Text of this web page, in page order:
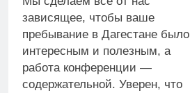
зависящее, чтобы ваше
пребывание в Дагестане было
интересным и полезным, а
работа конференции —
содержательной. Уверен, что